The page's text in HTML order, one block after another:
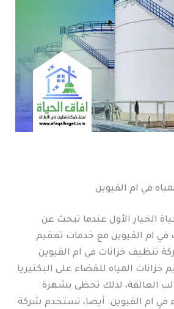
في ام القيوين
الخيار الأول عندما تبحث عن
في ام القيوين مع خدمات تعقيم
تنظيف خزانات في ام القيوين
خزانات المياه للقضاء على البكتيريا
العالقة، لذلك تحظى بشهرة
في ام القيوين. أيضا، تستخدم شركة